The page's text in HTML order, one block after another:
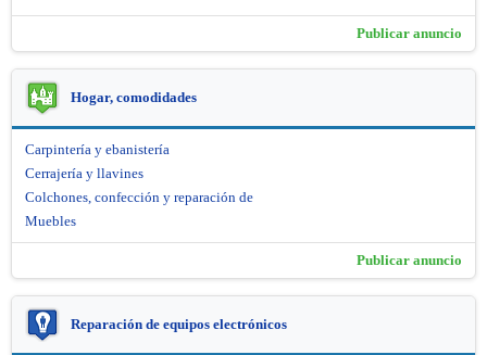
Publicar anuncio
Hogar, comodidades
Carpintería y ebanistería
Cerrajería y llavines
Colchones, confección y reparación de
Muebles
Publicar anuncio
Reparación de equipos electrónicos